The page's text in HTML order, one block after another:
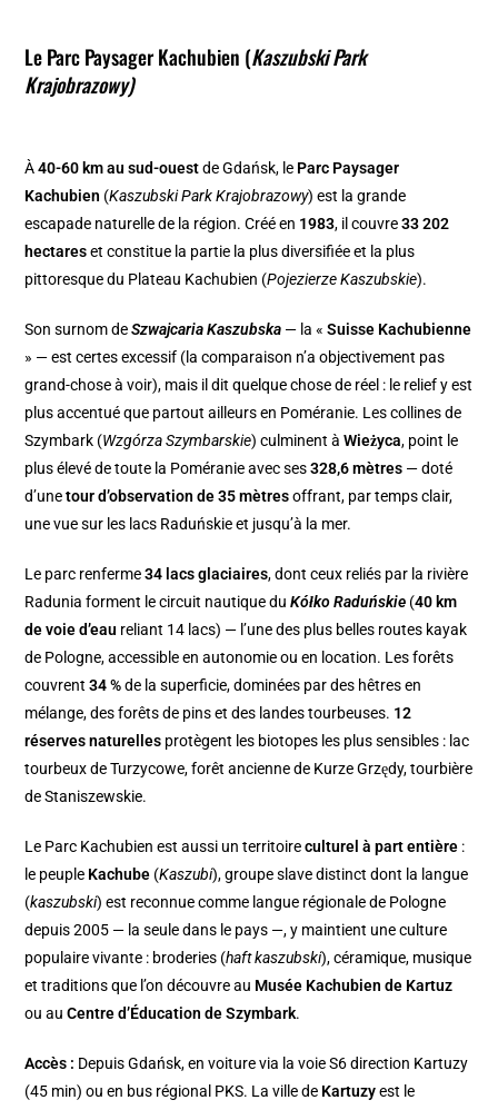
Le Parc Paysager Kachubien (Kaszubski Park
Krajobrazowy)
À40-60 km au sud-ouestde Gdańsk, le Parc Paysager
Kachubien (Kaszubski Park Krajobrazowy) est la grande
escapade naturelle de la région. Créé en 1983, il couvre33 202
hectareset constitue la partie la plus diversifiée et la plus
pittoresque du Plateau Kachubien (Pojezierze Kaszubskie).
Son surnom deSzwajcaria Kaszubska — la «Suisse Kachubienne
» — est certes excessif (la comparaison n’a objectivement pas
grand-chose à voir), mais il dit quelque chose de réel : le relief y est
plus accentué que partout ailleurs en Poméranie. Les collines de
Szymbark (Wzgórza Szymbarskie) culminent àWieżyca, point le
plus élevé de toute la Poméranie avec ses328,6 mètres — doté
d’unetour d’observation de 35 mètresoffrant, par temps clair,
une vue sur les lacs Raduńskie et jusqu’à la mer.
Le parc renferme34 lacs glaciaires, dont ceux reliés par la rivière
Radunia forment le circuit nautique duKółko Raduńskie (40 km
de voie d’eau reliant 14 lacs) — l’une des plus belles routes kayak
de Pologne, accessible en autonomie ou en location. Les forêts
couvrent34 %de la superficie, dominées par des hêtres en
mélange, des forêts de pins et des landes tourbeuses. 12
réserves naturelles protègent les biotopes les plus sensibles : lac
tourbeux de Turzycowe, forêt ancienne de Kurze Grzędy, tourbière
de Staniszewskie.
Le Parc Kachubien est aussi un territoireculturel à part entière :
le peuple Kachube (Kaszubi), groupe slave distinct dont la langue
(kaszubski) est reconnue comme langue régionale de Pologne
depuis 2005 — la seule dans le pays —, y maintient une culture
populaire vivante : broderies (haft kaszubski), céramique, musique
et traditions que l’on découvre au Musée Kachubien de Kartuz
ou auCentre d’Éducation de Szymbark.
Accès : Depuis Gdańsk, en voiture via la voie S6 direction Kartuzy
(45 min) ou en bus régional PKS. La ville de Kartuzyest le